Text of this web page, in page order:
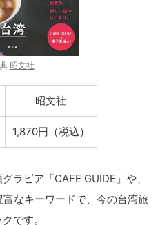
昭文社
昭文社
1,870円（税込）
ラビア「CAFE GUIDE」や、
なキーワードで、今の台湾旅
です。